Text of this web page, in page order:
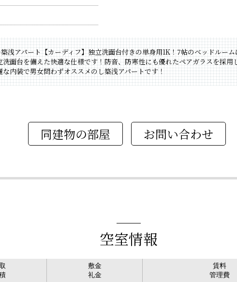
浅アパート【カーディフ】独立洗面台付きの単身用1K！7帖のベッドルー
面台を備えた快適な仕様です！防音、防寒性にも優れたペアガラスを採用
内装で男女問わずオススメのし築浅アパートです！
同建物の部屋
空室情報
敷金
礼金
賃料
管理費